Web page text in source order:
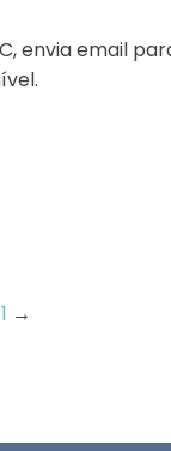
envia email
→